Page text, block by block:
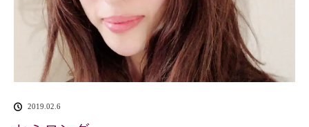
2019.02.6